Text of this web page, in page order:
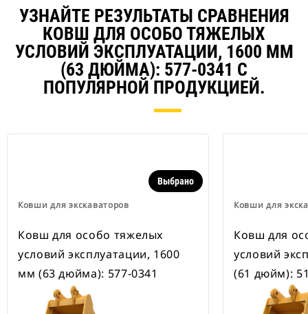
устройства для быстрой смены
навесного оборудования,
рассчитанные на ширину для
рытья траншей.
В навесном оборудовании,
совместимом со специальным
устройством для быстрой смены
навесного оборудования CW,
закрепленные быстроразъемные
быстрой смены навесного
оборудования CW оснащены
клиновидным замком для
оборудования.
В наличии имеются
специальные устройства для
быстрой смены навесного
УЗНАЙТЕ РЕЗУЛЬТАТЫ СРАВНЕНИЯ
КОВШ ДЛЯ ОСОБО ТЯЖЕЛЫХ
УСЛОВИЙ ЭКСПЛУАТАЦИИ, 1600 ММ
(63 ДЮЙМА): 577-0341 С
ПОПУЛЯРНОЙ ПРОДУКЦИЕЙ.
Ковши для экскаваторов
Выбрано
Ковш для особо тяжелых
условий эксплуатации, 1600
мм (63 дюйма): 577-0341
Ковши для
Ковш для
условий
(61 дюйм):